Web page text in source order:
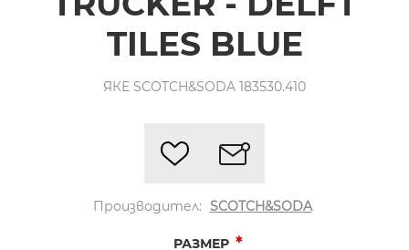
TILES BLUE
ЯКЕ SCOTCH&SODA 183530.410
Производител: SCOTCH&SODA
РАЗМЕР *